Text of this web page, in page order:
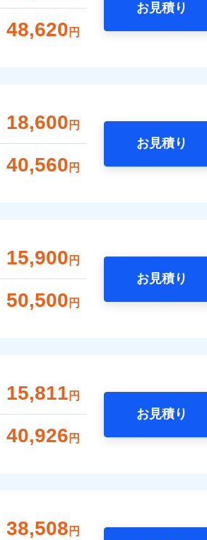
48,620 円
お見積り
18,600 円
40,560 円
お見積り
15,900 円
50,500 円
お見積り
15,811 円
40,926 円
お見積り
38,508 円